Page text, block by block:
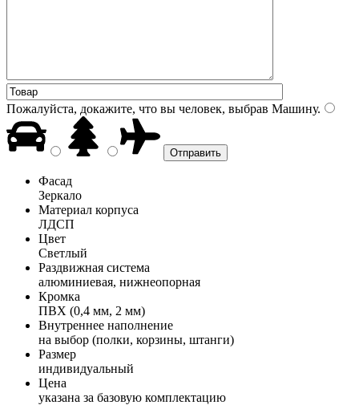
Пожалуйста, докажите, что вы человек, выбрав Машину.
Фасад
Зеркало
Материал корпуса
ЛДСП
Цвет
Светлый
Раздвижная система
алюминиевая, нижнеопорная
Кромка
ПВХ (0,4 мм, 2 мм)
Внутреннее наполнение
на выбор (полки, корзины, штанги)
Размер
индивидуальный
Цена
указана за базовую комплектацию